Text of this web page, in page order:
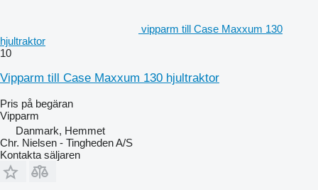
vipparm till Case Maxxum 130
hjultraktor
10
Vipparm till Case Maxxum 130 hjultraktor
Pris på begäran
Vipparm
Danmark, Hemmet
Chr. Nielsen - Tingheden A/S
Kontakta säljaren